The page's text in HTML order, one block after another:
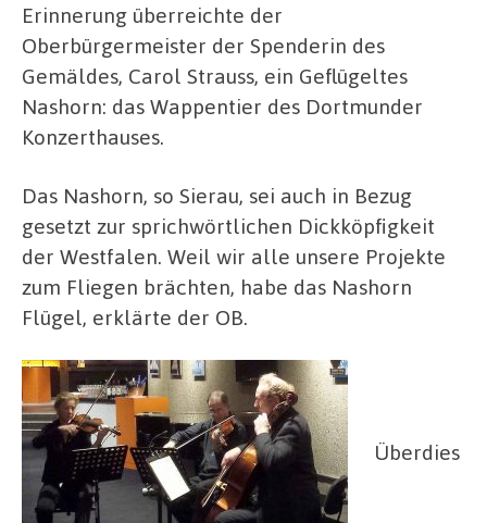
Erinnerung überreichte der
Oberbürgermeister der Spenderin des
Gemäldes, Carol Strauss, ein Geflügeltes
Nashorn: das Wappentier des Dortmunder
Konzerthauses.
Das Nashorn, so Sierau, sei auch in Bezug
gesetzt zur sprichwörtlichen Dickköpfigkeit
der Westfalen. Weil wir alle unsere Projekte
zum Fliegen brächten, habe das Nashorn
Flügel, erklärte der OB.
Überdies